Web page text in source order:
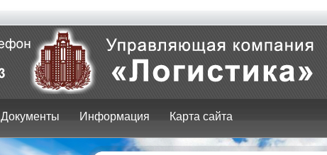
Портал
ЮЗАО
Документы Информация Карта сайта